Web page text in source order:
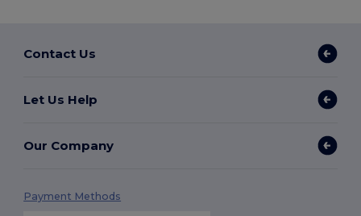
Contact Us
Let Us Help
Our Company
Payment Methods